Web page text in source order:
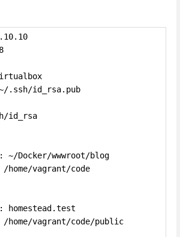
.ssh/id_rsa.pub
id_rsa
~/Docker/wwwroot/blog
/home/vagrant/code
homestead.test
/home/vagrant/code/public